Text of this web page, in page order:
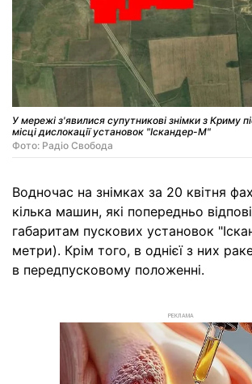
У мережі з'явилися супутникові знімки з Криму
місці дислокації установок "Іскандер-М"
Фото: Радіо Свобода
Водночас на знімках за 20 квітня
кілька машин, які попередньо
габаритам пускових установок
метри). Крім того, в однієї з них
в передпусковому положенні.
РЕКЛАМА